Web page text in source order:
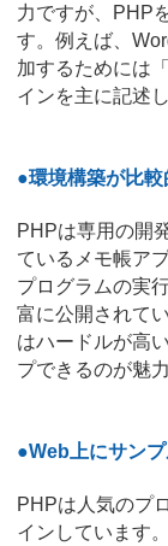
力ですが、PHP
す。例えば、
加するためには
インを主に記述
●環境構築が比較
PHPは専用の開
ているメモ帳ア
プログラムの実
富に公開されて
はハードルが高
プできるのが魅力
●Web上にサン
PHPは人気のプ
インしています